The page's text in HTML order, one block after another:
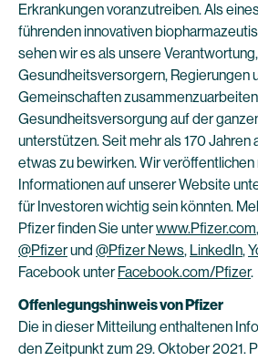
Erkrankungen voranzutreiben. Als
führenden innovativen
sehen wir es als unsere
Gesundheitsversorgern, Regierungen
Gemeinschaften
Gesundheitsversorgung auf der
unterstützen. Seit mehr als 170 Jahren
etwas zu bewirken. Wir veröffentlichen
Informationen auf unserer Website
für Investoren wichtig sein könnten.
Pfizer finden Sie unterwww.Pfizer.com
@Pfizerund @Pfizer News, LinkedIn,
Facebook unterFacebook.com/Pfizer.
Offenlegungshinweis von Pfizer
Die in dieser Mitteilung enthaltenen
den Zeitpunkt zum 29. Oktober 2021.